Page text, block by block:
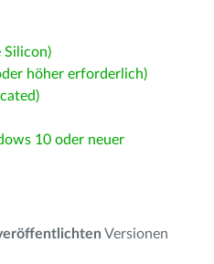
Silicon)
höher erforderlich)
10 oder neuer
Versionen